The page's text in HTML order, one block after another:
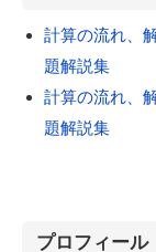
計算の流れ、
題解説集
計算の流れ、
題解説集
プロフィール